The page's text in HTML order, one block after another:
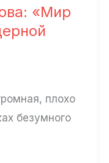
«Мир
плохо
безумного